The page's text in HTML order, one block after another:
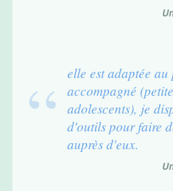
elle est adaptée
accompagné
adolescents), je
d'outils pour faire
auprès d'eux.